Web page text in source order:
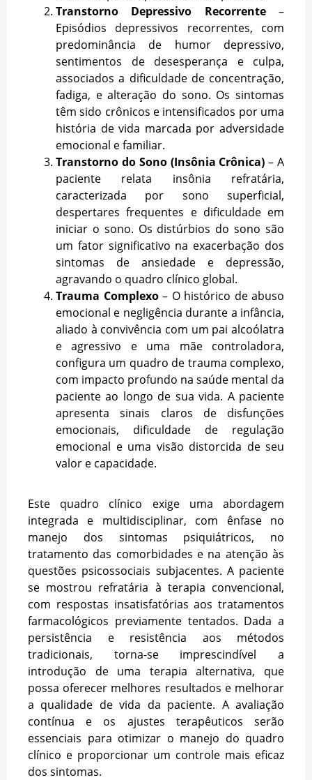
Transtorno Depressivo Recorrente–
Episódios depressivos recorrentes, com
predominância de humor depressivo,
sentimentos de desesperança e culpa,
associados a dificuldade de concentração,
fadiga, e alteração do sono. Os sintomas
têm sido crônicos e intensificados por uma
história de vida marcada por adversidade
emocional e familiar.
Transtorno do Sono (Insônia Crônica) – A
paciente relata insônia refratária,
caracterizada por sono superficial,
despertares frequentes e dificuldade em
iniciar o sono. Os distúrbios do sono são
um fator significativo na exacerbação dos
sintomas de ansiedade e depressão,
agravando o quadro clínico global.
Trauma Complexo – O histórico de abuso
emocional e negligência durante a infância,
aliado à convivência com um pai alcoólatra
e agressivo e uma mãe controladora,
configura um quadro de trauma complexo,
com impacto profundo na saúde mental da
paciente ao longo de sua vida. A paciente
apresenta sinais claros de disfunções
emocionais, dificuldade de regulação
emocional e uma visão distorcida de seu
valor e capacidade.
Este quadro clínico exige uma abordagem
integrada e multidisciplinar, com ênfase no
manejo dos sintomas psiquiátricos, no
tratamento das comorbidades e na atenção às
questões psicossociais subjacentes. A paciente
se mostrou refratária à terapia convencional,
com respostas insatisfatórias aos tratamentos
farmacológicos previamente tentados. Dada a
persistência e resistência aos métodos
tradicionais, torna-se imprescindível a
introdução de uma terapia alternativa, que
possa oferecer melhores resultados e melhorar
a qualidade de vida da paciente. A avaliação
contínua e os ajustes terapêuticos serão
essenciais para otimizar o manejo do quadro
clínico e proporcionar um controle mais eficaz
dos sintomas.